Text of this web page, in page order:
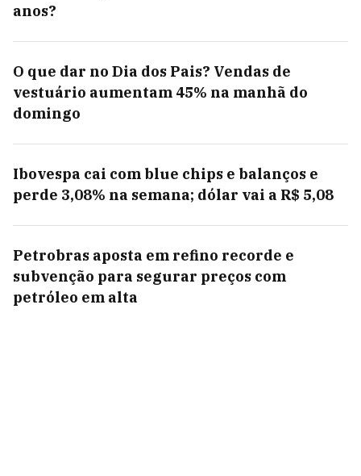
anos?
O que dar no Dia dos Pais? Vendas de
vestuário aumentam 45% na manhã do
domingo
Ibovespa cai com blue chips e balanços e
perde 3,08% na semana; dólar vai a R$ 5,08
Petrobras aposta em refino recorde e
subvenção para segurar preços com
petróleo em alta